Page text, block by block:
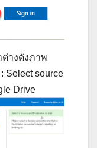
ต่างดังภาพ
Select source
Drive